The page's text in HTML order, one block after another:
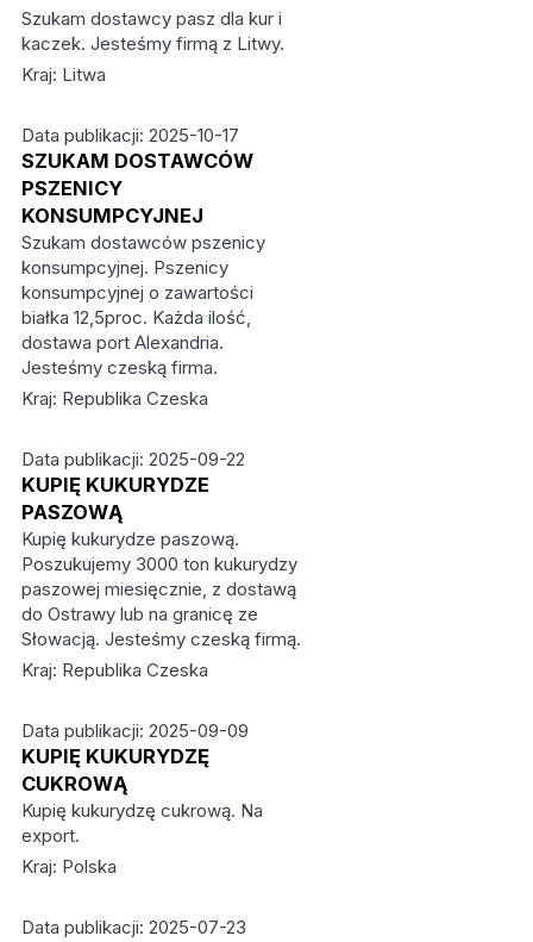
Szukam dostawcy pasz dla kur i
kaczek. Jesteśmy firmą z Litwy.
Kraj: Litwa
Data publikacji: 2025-10-17
SZUKAM DOSTAWCÓW
PSZENICY
KONSUMPCYJNEJ
Szukam dostawców pszenicy
konsumpcyjnej. Pszenicy
konsumpcyjnej o zawartości
białka 12,5proc. Każda ilość,
dostawa port Alexandria.
Jesteśmy czeską firma.
Kraj: Republika Czeska
Data publikacji: 2025-09-22
KUPIĘ KUKURYDZE
PASZOWĄ
Kupię kukurydze paszową.
Poszukujemy 3000 ton kukurydzy
paszowej miesięcznie, z dostawą
do Ostrawy lub na granicę ze
Słowacją. Jesteśmy czeską firmą.
Kraj: Republika Czeska
Data publikacji: 2025-09-09
KUPIĘ KUKURYDZĘ
CUKROWĄ
Kupię kukurydzę cukrową. Na
export.
Kraj: Polska
Data publikacji: 2025-07-23